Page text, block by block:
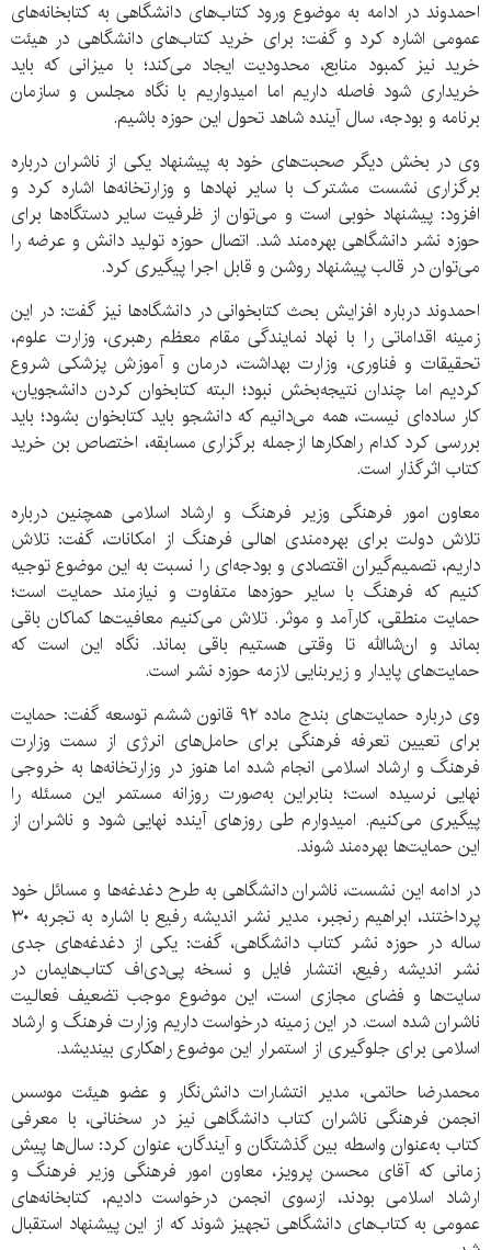
احمدوند در ادامه به موضوع ورود کتاب‌های دانشگاهی به کتابخانه‌های
عمومی اشاره کرد و گفت: برای خرید کتاب‌های دانشگاهی در هیئت
خرید نیز کمبود منابع، محدودیت ایجاد می‌کند؛ با میزانی که باید
خریداری شود فاصله داریم اما امیدواریم با نگاه مجلس و سازمان
برنامه و بودجه، سال آینده شاهد تحول این حوزه باشیم.
وی در بخش دیگر صحبت‌های خود به پیشنهاد یکی از ناشران درباره
برگزاری نشست مشترک با سایر نهادها و وزارتخانه‌ها اشاره کرد و
افزود: پیشنهاد خوبی است و می‌توان از ظرفیت سایر دستگاه‌ها برای
حوزه نشر دانشگاهی بهره‌مند شد. اتصال حوزه تولید دانش و عرضه را
می‌توان در قالب پیشنهاد روشن و قابل اجرا پیگیری کرد.
احمدوند درباره افزایش بحث کتابخوانی در دانشگاه‌ها نیز گفت: در این
زمینه اقداماتی را با نهاد نمایندگی مقام معظم رهبری، وزارت علوم،
تحقیقات و فناوری، وزارت بهداشت، درمان و آموزش پزشکی شروع
کردیم اما چندان نتیجه‌بخش نبود؛ البته کتابخوان کردن دانشجویان،
کار ساده‌ای نیست، همه می‌دانیم که دانشجو باید کتابخوان بشود؛ باید
بررسی کرد کدام راهکارها ازجمله برگزاری مسابقه، اختصاص بن خرید
کتاب اثرگذار است.
معاون امور فرهنگی وزیر فرهنگ و ارشاد اسلامی همچنین درباره
تلاش دولت برای بهره‌مندی اهالی فرهنگ از امکانات، گفت: تلاش
داریم، تصمیم‌گیران اقتصادی و بودجه‌ای را نسبت به این موضوع توجیه
کنیم که فرهنگ با سایر حوزه‌ها متفاوت و نیازمند حمایت است؛
حمایت منطقی، کارآمد و موثر. تلاش می‌کنیم معافیت‌ها کماکان باقی
بماند و ان‌شاالله تا وقتی هستیم باقی بماند. نگاه این است که
حمایت‌های پایدار و زیربنایی لازمه حوزه نشر است.
وی درباره حمایت‌های بندج ماده ۹۲ قانون ششم توسعه گفت: حمایت
برای تعیین تعرفه فرهنگی برای حامل‌های انرژی از سمت وزارت
فرهنگ و ارشاد اسلامی انجام شده اما هنوز در وزارتخانه‌ها به خروجی
نهایی نرسیده است؛ بنابراین به‌صورت روزانه مستمر این مسئله را
پیگیری می‌کنیم. امیدوارم طی روزهای آینده نهایی شود و ناشران از
این حمایت‌ها بهره‌مند شوند.
در ادامه این نشست، ناشران دانشگاهی به طرح دغدغه‌ها و مسائل خود
پرداختند، ابراهیم رنجبر، مدیر نشر اندیشه رفیع با اشاره به تجربه ۳۰
ساله در حوزه نشر کتاب دانشگاهی، گفت: یکی از دغدغه‌های جدی
نشر اندیشه رفیع، انتشار فایل و نسخه پی‌دی‌اف کتاب‌هایمان در
سایت‌ها و فضای مجازی است، این موضوع موجب تضعیف فعالیت
ناشران شده است. در این زمینه درخواست داریم وزارت فرهنگ و ارشاد
اسلامی برای جلوگیری از استمرار این موضوع راهکاری بیندیشد.
محمدرضا حاتمی، مدیر انتشارات دانش‌نگار و عضو هیئت موسس
انجمن فرهنگی ناشران کتاب دانشگاهی نیز در سخنانی، با معرفی
کتاب به‌عنوان واسطه بین گذشتگان و آیندگان، عنوان کرد: سال‌ها پیش
زمانی که آقای محسن پرویز، معاون امور فرهنگی وزیر فرهنگ و
ارشاد اسلامی بودند، ازسوی انجمن درخواست دادیم، کتابخانه‌های
عمومی به کتاب‌های دانشگاهی تجهیز شوند که از این پیشنهاد استقبال